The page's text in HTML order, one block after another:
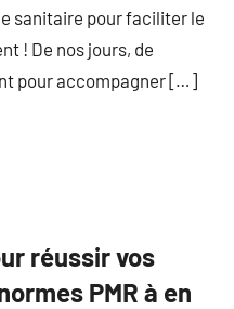
sanitaire pour faciliter le
! De nos jours, de
pour accompagner […]
réussir vos
PMR à en